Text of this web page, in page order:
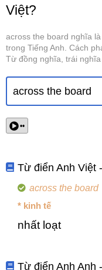
Việt?
across the board nghĩa
trong Tiếng Anh. Cách
Từ đồng nghĩa, trái nghĩa
••
Từ điển Anh Việt
across the board
* kinh tế
nhất loạt
Từ điển Anh Anh